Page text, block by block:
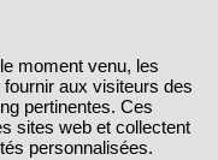
moment venu, les
aux visiteurs des
pertinentes. Ces
sites web et collectent
personnalisées.